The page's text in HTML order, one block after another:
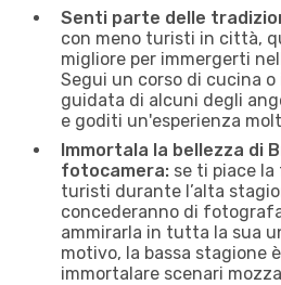
Senti parte delle
con meno turisti in città,
migliore per immergerti
Segui un corso di cucina
guidata di alcuni degli
e goditi un'esperienza
Immortala la bellezza di
fotocamera: se ti piace
turisti durante l’alta
concederanno di
ammirarla in tutta la sua
motivo, la bassa stagione
immortalare scenari